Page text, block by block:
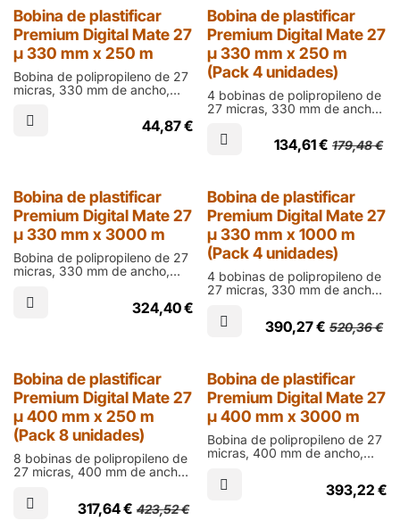
Bobina de plastificar
Premium Digital Mate 27
µ 330 mm x 250 m
Bobina de polipropileno de 27
micras, 330 mm de ancho,
mm en acabado mate para
laminar documentos impresos
44,87€
25% Dto.
Bobina de plastificar
Premium Digital Mate 27
µ 330 mm x 250 m
(Pack 4 unidades)
4 bobinas de polipropileno de
27 micras, 330 mm de ancho,
mm en acabado mate para
laminar documentos impresos
134,61€ 179,48€
Bobina de plastificar
Premium Digital Mate 27
µ 330 mm x 3000 m
Bobina de polipropileno de 27
micras, 330 mm de ancho,
mm en acabado mate para
laminar documentos impresos
324,40€
25% Dto.
Bobina de plastificar
Premium Digital Mate 27
µ 330 mm x 1000 m
(Pack 4 unidades)
4 bobinas de polipropileno de
27 micras, 330 mm de ancho,
mm en acabado mate para
laminar documentos impresos
390,27€ 520,36€
25% Dto.
Bobina de plastificar
Premium Digital Mate 27
µ 400 mm x 250 m
(Pack 8 unidades)
8 bobinas de polipropileno de
27 micras, 400 mm de ancho,
mm en acabado mate para
laminar documentos impresos
317,64€ 423,52€
Bobina de plastificar
Premium Digital Mate 27
µ 400 mm x 3000 m
Bobina de polipropileno de 27
micras, 400 mm de ancho,
mm en acabado mate para
laminar documentos impresos
393,22 €